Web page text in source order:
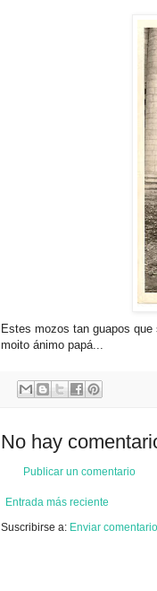
Estes mozos tan guapos
moito ánimo papá...
No hay
Publicar un comentario
Entrada más reciente
Suscribirse a: Enviar